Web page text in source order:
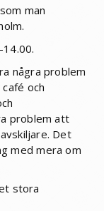
man
några problem
och
problem att
Det
med mera om
stora